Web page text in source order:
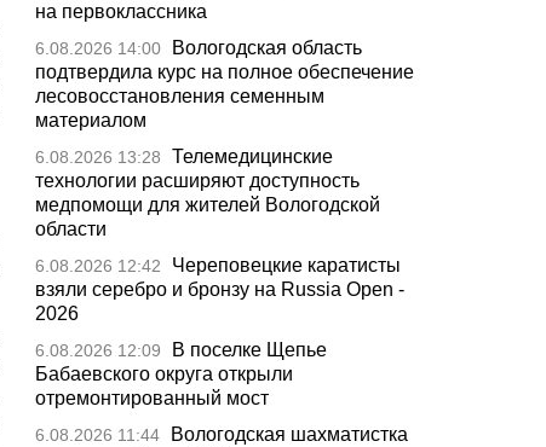
на первоклассника
6.08.2026 14:00
Вологодская область
подтвердила курс на полное обеспечение
лесовосстановления семенным
материалом
6.08.2026 13:28
Телемедицинские
технологии расширяют доступность
медпомощи для жителей Вологодской
области
6.08.2026 12:42
Череповецкие каратисты
взяли серебро и бронзу на Russia Open -
2026
6.08.2026 12:09
В поселке Щепье
Бабаевского округа открыли
отремонтированный мост
6.08.2026 11:44
Вологодская шахматистка